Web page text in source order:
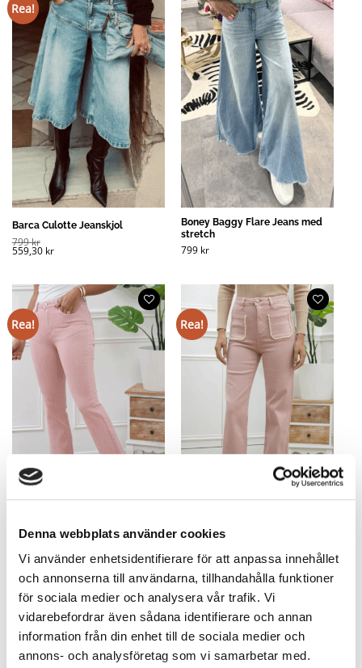
Denna webbplats använder cookies
Vi använder enhetsidentifierare för att anpassa innehållet
och annonserna till användarna, tillhandahålla funktioner
för sociala medier och analysera vår trafik. Vi
vidarebefordrar även sådana identifierare och annan
information från din enhet till de sociala medier och
annons- och analysföretag som vi samarbetar med.
Rea!
Barca Culotte Jeanskjol
799kr
559,30 kr
Boney Baggy Flare Jeans med
stretch
799 kr
Rea!
Folyrose Rosa Jeans med
499 kr
249,50kr
Rea!
Folyrose Pearl Jeans med pärlor
599kr
419,30kr